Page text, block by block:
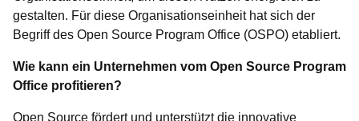
gestalten. Für diese Organisationseinheit hat sich der
Begriff des Open Source Program Office (OSPO) etabliert.
Wie kann ein Unternehmen vom Open Source Program
Office profitieren?
Open Source fördert und unterstützt die innovative